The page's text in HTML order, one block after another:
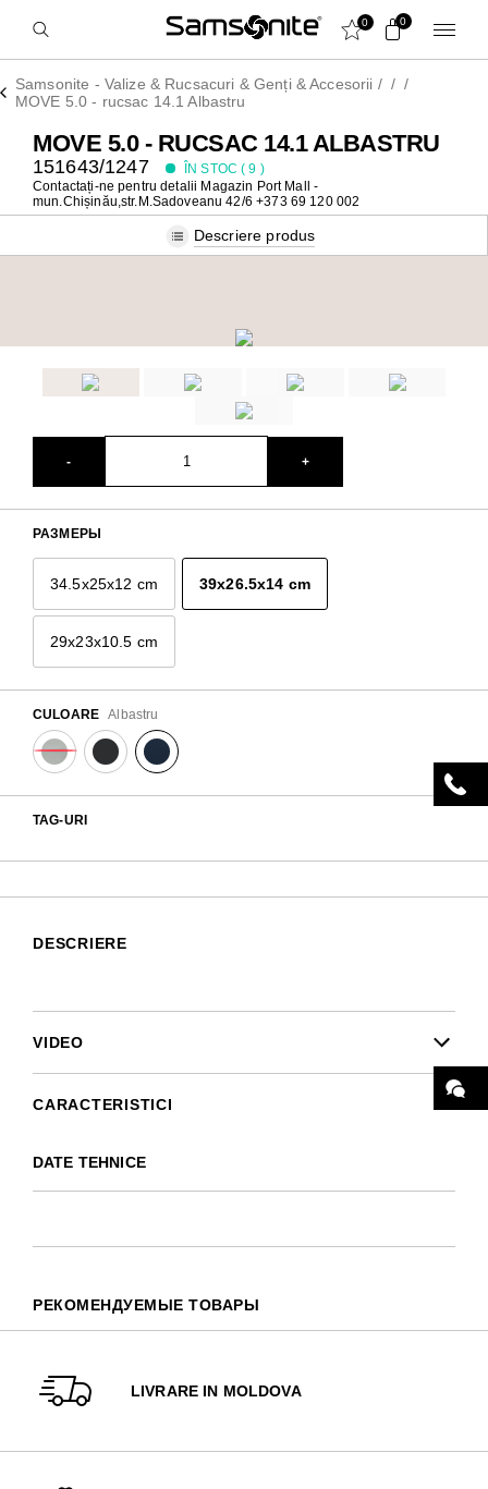
0 0
Samsonite - Valize & Rucsacuri & Genți & Accesorii / / /
MOVE 5.0 - rucsac 14.1 Albastru
MOVE 5.0 - RUCSAC 14.1 ALBASTRU
151643/1247 ÎN STOC (9 )
Contactați-ne pentru detalii Magazin Port Mall -
mun.Chișinău,str.M.Sadoveanu 42/6 +373 69 120 002
Descriere produs
- +
РАЗМЕРЫ
34.5x25x12 cm 39x26.5x14 cm
29x23x10.5 cm
CULOARE Albastru
TAG-URI
DESCRIERE
VIDEO
CARACTERISTICI
DATE TEHNICE
РЕКОМЕНДУЕМЫЕ ТОВАРЫ
LIVRARE IN MOLDOVA